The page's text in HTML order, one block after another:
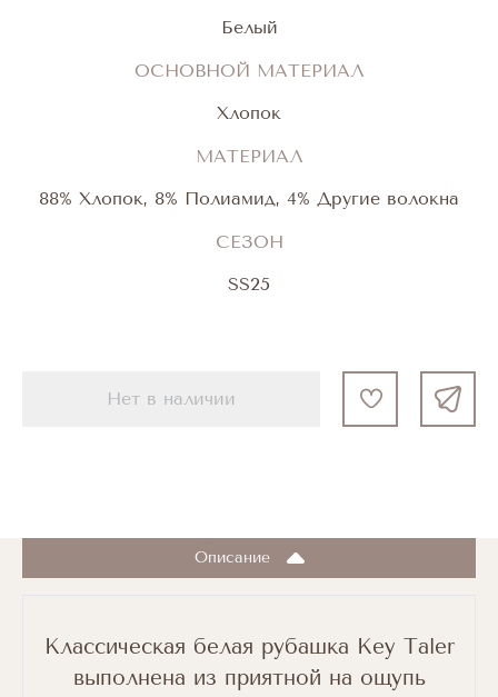
Белый
ОСНОВНОЙ МАТЕРИАЛ
Хлопок
МАТЕРИАЛ
88% Хлопок, 8% Полиамид, 4% Другие волокна
СЕЗОН
SS25
Нет в наличии
Описание
Классическая белая рубашка Key Taler
выполнена из приятной на ощупь